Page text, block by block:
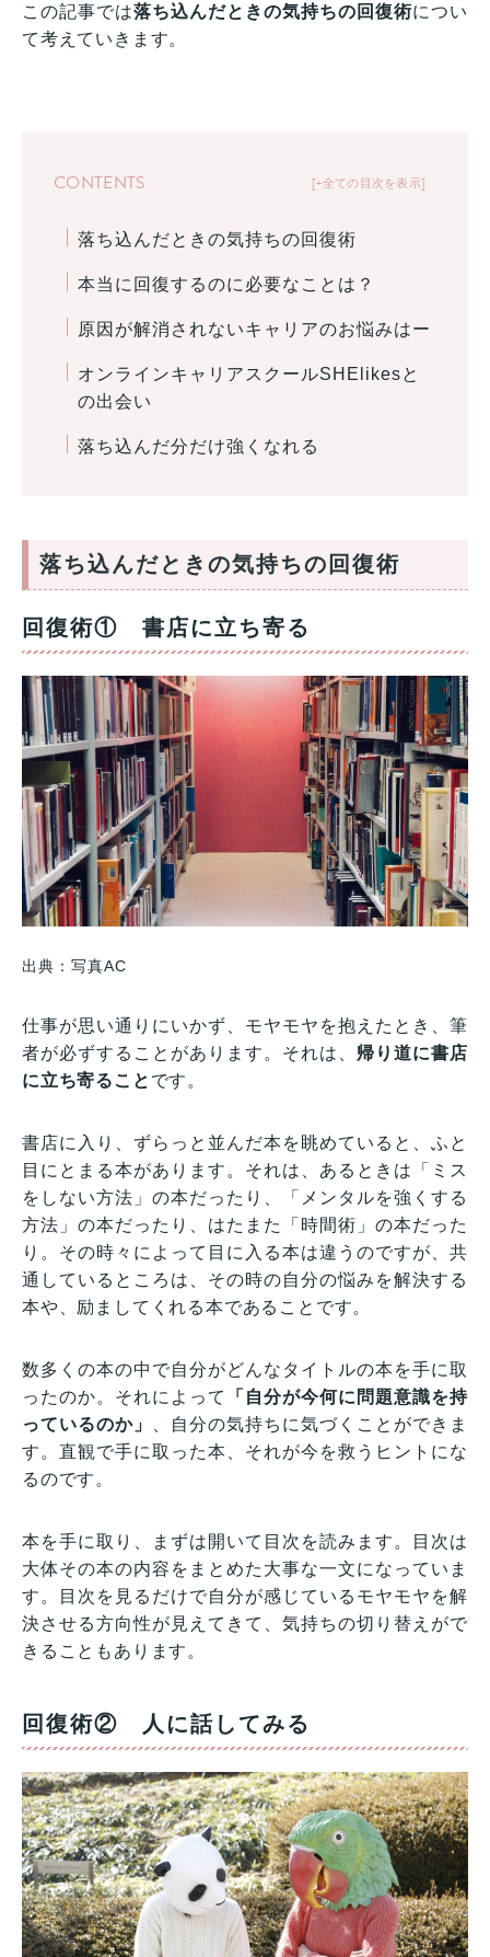
この記事では落ち込んだときの気持ちの回復術につい
て考えていきます。
+全ての目次を表示
CONTENTS
落ち込んだときの気持ちの回復術
本当に回復するのに必要なことは？
原因が解消されないキャリアのお悩みはー
オンラインキャリアスクールSHElikesと
の出会い
落ち込んだ分だけ強くなれる
落ち込んだときの気持ちの回復術
回復術① 書店に立ち寄る
出典：写真AC
仕事が思い通りにいかず、モヤモヤを抱えたとき、筆
者が必ずすることがあります。それは、 帰り道に書店
に立ち寄ること です。
書店に入り、ずらっと並んだ本を眺めていると、ふと
目にとまる本があります。それは、あるときは「ミス
をしない方法」の本だったり、「メンタルを強くする
方法」の本だったり、はたまた「時間術」の本だった
り。その時々によって目に入る本は違うのですが、共
通しているところは、その時の自分の悩みを解決する
本や、励ましてくれる本であることです。
数多くの本の中で自分がどんなタイトルの本を手に取
ったのか。それによって
「自分が今何に問題意識を持
っているのか」
、自分の気持ちに気づくことができま
す。直観で手に取った本、それが今を救うヒントにな
るのです。
本を手に取り、まずは開いて目次を読みます。目次は
大体その本の内容をまとめた大事な一文になっていま
す。目次を見るだけで自分が感じているモヤモヤを解
決させる方向性が見えてきて、気持ちの切り替えがで
きることもあります。
回復術② 人に話してみる